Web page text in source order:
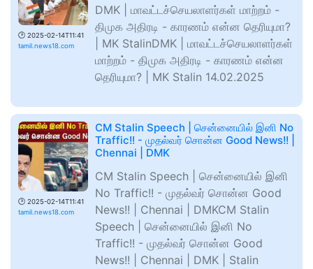
🕑 2025-02-14T11:41
tamil.news18.com
DMK | மாவட்டச்செயலாளர்கள் மாற்றம் -
திமுக அதிரடி - காரணம் என்ன தெரியுமா?
| MK StalinDMK | மாவட்டச்செயலாளர்கள்
மாற்றம் - திமுக அதிரடி - காரணம் என்ன
தெரியுமா? | MK Stalin 14.02.2025
🕑 2025-02-14T11:41
tamil.news18.com
CM Stalin Speech | சென்னையில் இனி No
Traffic!! - முதல்வர் சொன்ன Good News!! |
Chennai | DMK
CM Stalin Speech | சென்னையில் இனி
No Traffic!! - முதல்வர் சொன்ன Good
News!! | Chennai | DMKCM Stalin
Speech | சென்னையில் இனி No
Traffic!! - முதல்வர் சொன்ன Good
News!! | Chennai | DMK | Stalin